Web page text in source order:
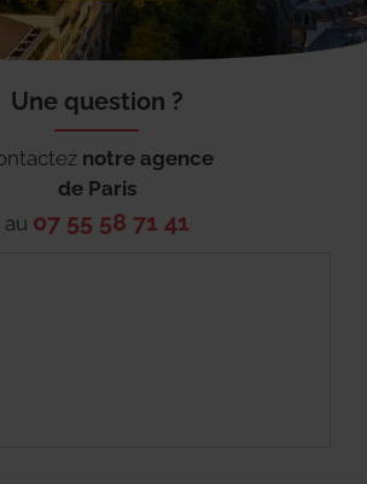
Une question ?
notre agence
de Paris
au 07 55 58 71 41